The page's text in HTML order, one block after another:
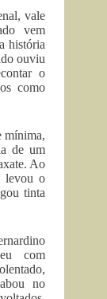
vale
vem
história
ouviu
o
como
mínima,
de um
Ao
levou o
tinta
com
no